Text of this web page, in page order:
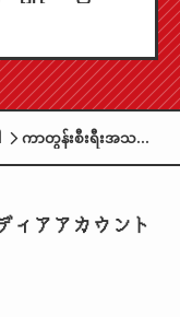
ပါ" နဲ့ "နေ့စဉ်
ဝဖျော်ဖြေမှု
ပါဝင်ပါတယ်။
ကာတွန်းစီးရီးအသစ်
"Cat's Eye" ကို
တွင် သီးသန့်ထုတ်လွှင့်
ィアアカウント